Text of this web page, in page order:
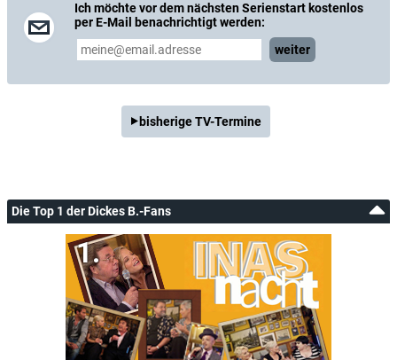
Ich möchte vor dem nächsten Serienstart kostenlos
per E-Mail benachrichtigt werden:
weiter
bisherige TV-Termine
Die Top 1 der Dickes B.-Fans